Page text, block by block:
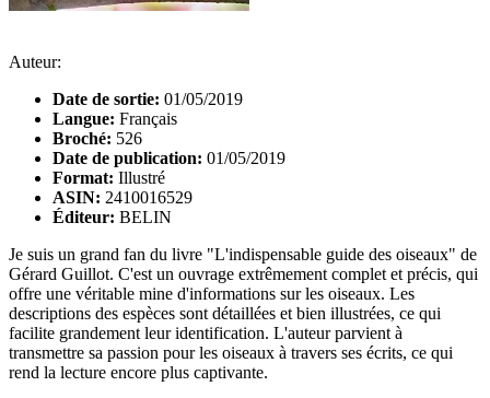
Auteur:
Date de sortie: 01/05/2019
Langue: Français
Broché: 526
Date de publication: 01/05/2019
Format: Illustré
ASIN: 2410016529
Éditeur: BELIN
Je suis un grand fan du livre "L'indispensable guide des oiseaux" de
Gérard Guillot. C'est un ouvrage extrêmement complet et précis, qui
offre une véritable mine d'informations sur les oiseaux. Les
descriptions des espèces sont détaillées et bien illustrées, ce qui
facilite grandement leur identification. L'auteur parvient à
transmettre sa passion pour les oiseaux à travers ses écrits, ce qui
rend la lecture encore plus captivante.